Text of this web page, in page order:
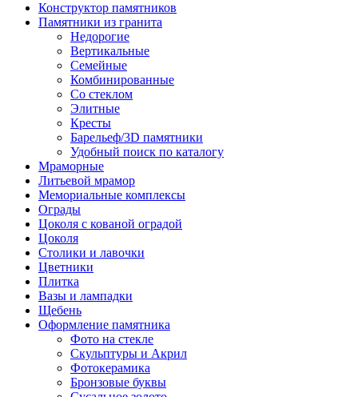
Конструктор памятников
Памятники из гранита
Недорогие
Вертикальные
Семейные
Комбинированные
Со стеклом
Элитные
Кресты
Барельеф/3D памятники
Удобный поиск по каталогу
Мраморные
Литьевой мрамор
Мемориальные комплексы
Ограды
Цоколя с кованой оградой
Цоколя
Столики и лавочки
Цветники
Плитка
Вазы и лампадки
Щебень
Оформление памятника
Фото на стекле
Скульптуры и Акрил
Фотокерамика
Бронзовые буквы